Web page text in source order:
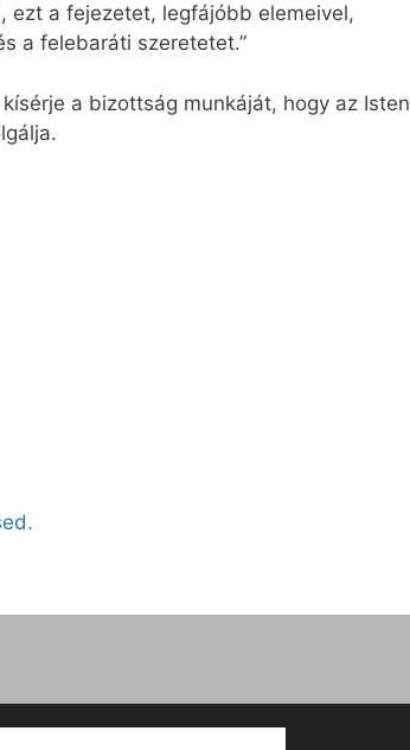
ezt a fejezetet, legfájóbb elemeivel,
a felebaráti szeretetet.”
a bizottság munkáját, hogy az Isten